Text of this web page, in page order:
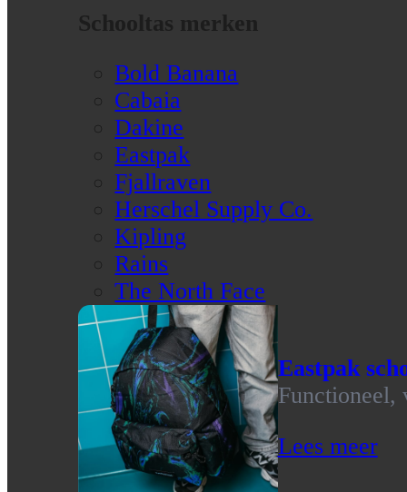
Schooltas merken
Bold Banana
Cabaia
Dakine
Eastpak
Fjallraven
Herschel Supply Co.
Kipling
Rains
The North Face
Eastpak
Functioneel,
Lees meer